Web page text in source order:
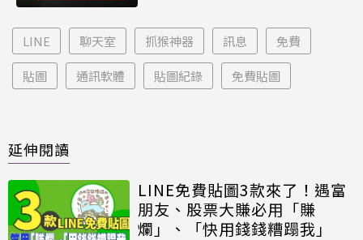
LINE 聊天室 抓猴神器 訊息 免費
貼圖 通訊軟體 貼圖紀錄 免費貼圖
延伸閱讀
LINE免費貼圖3款來了！遇富
朋友、股票大賺必用「賺
爛」、「快用錢錢糟蹋我」